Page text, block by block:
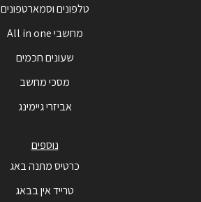
טלפונים וסמארטפונים
מחשבי All in one
שעונים חכמים
מסכי מחשב
אביזרי גיימינג
נוספים
כרטיס מתנה באג
טרייד אין בבאג